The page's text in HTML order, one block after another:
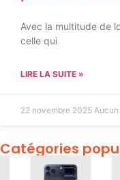
Avec la multitude de
celle qui
LIRE LA SUITE »
22 novembre 2025
Catégories